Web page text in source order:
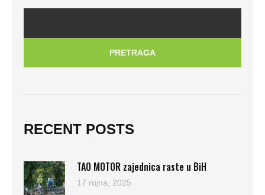
PRETRAGA
RECENT POSTS
TAO MOTOR zajednica raste u BiH
17 rujna, 2025